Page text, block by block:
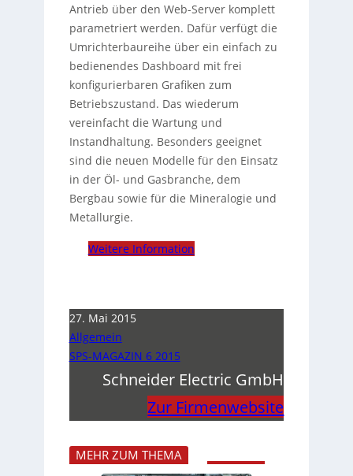
Antrieb über den Web-Server komplett
parametriert werden. Dafür verfügt die
Umrichterbaureihe über ein einfach zu
bedienendes Dashboard mit frei
konfigurierbaren Grafiken zum
Betriebszustand. Das wiederum
vereinfacht die Wartung und
Instandhaltung. Besonders geeignet
sind die neuen Modelle für den Einsatz
in der Öl- und Gasbranche, dem
Bergbau sowie für die Mineralogie und
Metallurgie.
Weitere Information
27. Mai 2015
Allgemein
SPS-MAGAZIN 6 2015
Schneider Electric GmbH
Zur Firmenwebsite
MEHR ZUM THEMA